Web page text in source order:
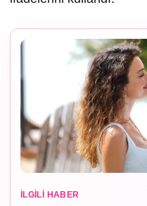
İLGILI HABER